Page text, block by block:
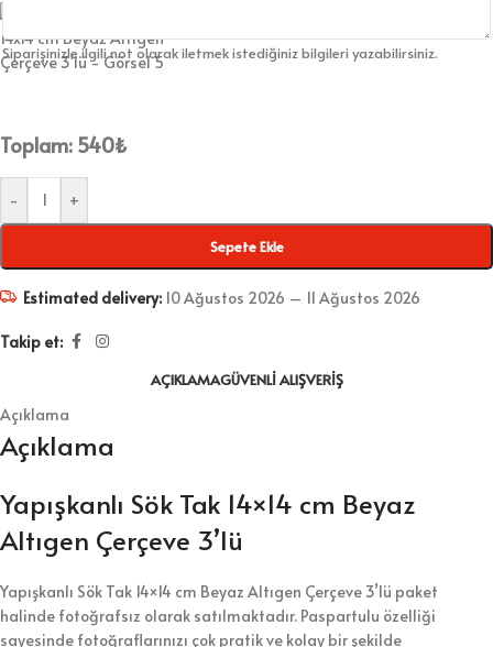
Siparişinizle ilgili not olarak iletmek istediğiniz bilgileri yazabilirsiniz.
Toplam: 540₺
- +
Sepete Ekle
Estimated delivery: 10 Ağustos 2026 – 11 Ağustos 2026
Takip et:
AÇIKLAMAGÜVENLI ALIŞVERIŞ
Açıklama
Açıklama
Yapışkanlı Sök Tak 14×14 cm Beyaz
Altıgen Çerçeve 3’lü
Yapışkanlı Sök Tak 14×14 cm Beyaz Altıgen Çerçeve 3’lü paket
halinde fotoğrafsız olarak satılmaktadır. Paspartulu özelliği
sayesinde fotoğraflarınızı çok pratik ve kolay bir şekilde